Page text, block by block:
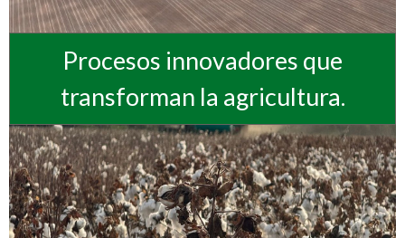
Procesos innovadores que
transforman la agricultura.